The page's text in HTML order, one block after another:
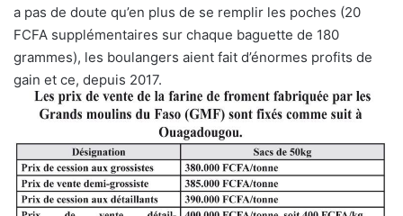
a pas de doute qu’en plus de se remplir les poches (20
FCFA supplémentaires sur chaque baguette de 180
grammes), les boulangers aient fait d’énormes profits de
gain et ce, depuis 2017.